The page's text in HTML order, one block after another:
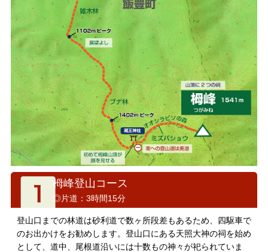
栂峰登山コース
◎片道：3時間15分
登山口までの林道は砂利道で数ヶ所段差もあるため、四駆車で
のお出かけをお勧めします。登山口にある天照大神の祠を始め
として、道中、尾根道沿いには十数もの神々が祀られていま